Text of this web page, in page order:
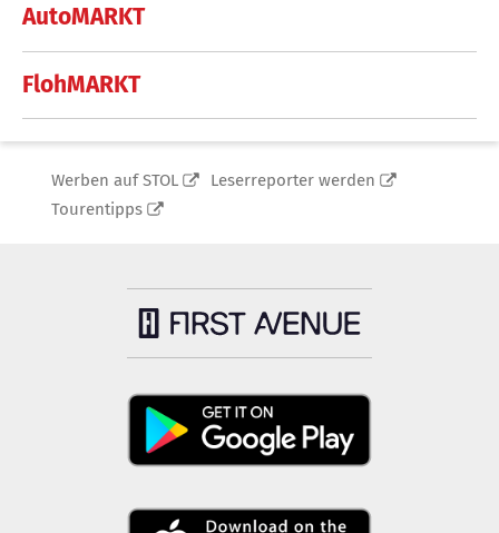
AutoMARKT
FlohMARKT
Werben auf STOL
Leserreporter werden
Tourentipps